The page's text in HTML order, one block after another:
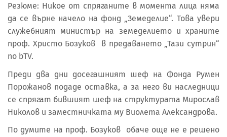
Резюме: Никое от спряганите в момента лица няма
да се върне начело на фонд „Земеделие“. Това увери
служебният министър на земеделието и храните
проф. Христо Бозуков в предаването „Тази сутрин“
по bTV.
Преди два дни досегашният шеф на Фонда Румен
Порожанов подаде оставка, а за него ви наследници
се спрягат бившият шеф на структурата Мирослав
Николов и заместничката му Виолета Александрова.
По думите на проф. Бозуков обаче още не е решено